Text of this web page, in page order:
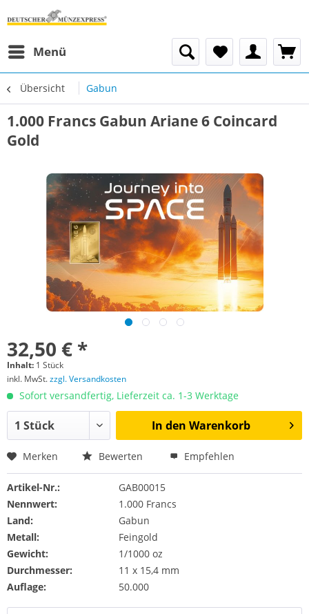
Menü
Übersicht Gabun
1.000 Francs Gabun Ariane 6 Coincard
Gold
32,50 € *
Inhalt: 1 Stück
inkl. MwSt.zzgl. Versandkosten
Sofort versandfertig, Lieferzeit ca. 1-3 Werktage
In den Warenkorb
Merken Bewerten Empfehlen
Artikel-Nr.:
GAB00015
Nennwert:
1.000 Francs
Land:
Gabun
Metall:
Feingold
Gewicht:
1/1000 oz
Durchmesser:
11 x 15,4 mm
Auflage:
50.000